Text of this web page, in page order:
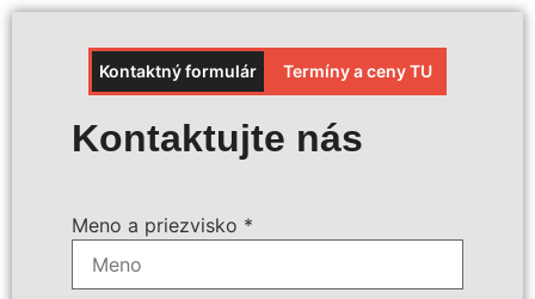
Kontaktný formulár Termíny a ceny TU
Kontaktujte nás
Meno a priezvisko *
Výpočet ceny
Povinné príplatky: